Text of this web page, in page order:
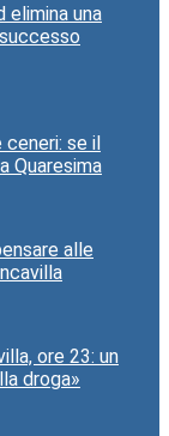
elimina una
ceneri: se il
Quaresima
alle
ore 23: un
droga»